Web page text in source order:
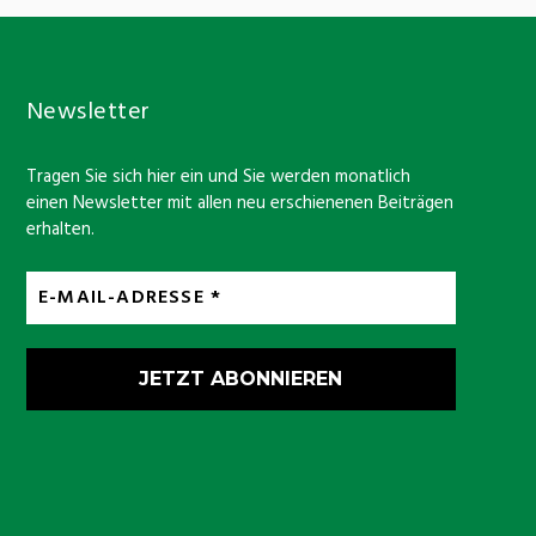
Newsletter
Tragen Sie sich hier ein und Sie werden monatlich
einen Newsletter mit allen neu erschienenen Beiträgen
erhalten.